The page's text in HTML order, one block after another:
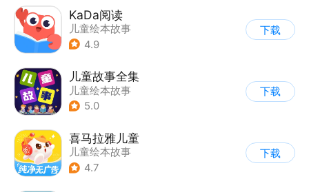
KaDa阅读
儿童绘本故事
4.9
下载
儿童故事全集
儿童绘本故事
| 启蒙早教
5.0
下载
喜马拉雅儿童
儿童绘本故事
4.7
下载